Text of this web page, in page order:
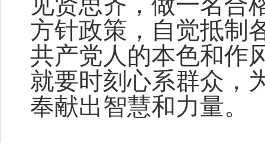
方针政策，自觉抵制
共产党人的本色和作
就要时刻心系群众，
奉献出智慧和力量。